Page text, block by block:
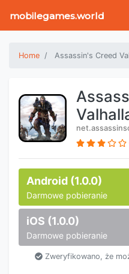
mobilegames.world
Home Assassin's Creed
Android (1.0.0)
Darmowe pobieranie
iOS (1.0.0)
Darmowe pobieranie
Zweryfikowano, że